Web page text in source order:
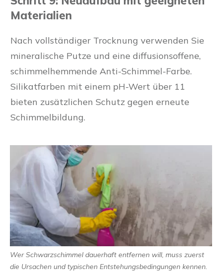
Materialien
Nach vollständiger Trocknung verwenden Sie
mineralische Putze und eine diffusionsoffene,
schimmelhemmende Anti-Schimmel-Farbe.
Silikatfarben mit einem pH-Wert über 11
bieten zusätzlichen Schutz gegen erneute
Schimmelbildung.
Wer Schwarzschimmel dauerhaft entfernen will, muss zuerst
die Ursachen und typischen Entstehungsbedingungen kennen.